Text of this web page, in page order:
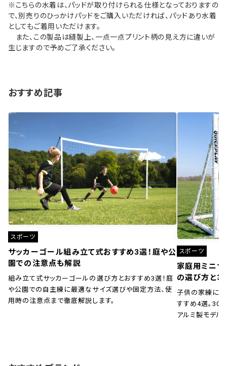
※こちらの水着は、パッドが取り付けられる仕様となっておりますの
で、別売りのひっかけパッドをご購入いただければ、パッドあり水着
としてもご着用いただけます。
また、この製品は縫製上、一点一点プリント柄の見え方に違いが
生じますので予めご了承ください。
おすすめ記事
スポーツ
サッカーゴール組み立て式おすすめ3選！庭や公
園での注意点も解説
組み立て式サッカーゴールの選び方とおすすめ3選！庭
や公園での自主練に最適なサイズ選びや固定方法、使
用時の注意点まで徹底解説します。
スポーツ
家庭用ミニサ
の選び方と
子供の家練に！
すすめ4選。30
アルミ製モデル